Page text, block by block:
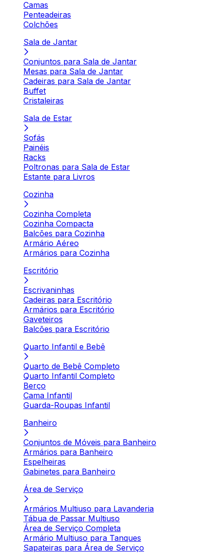
Camas
Penteadeiras
Colchões
Sala de Jantar
Conjuntos para Sala de Jantar
Mesas para Sala de Jantar
Cadeiras para Sala de Jantar
Buffet
Cristaleiras
Sala de Estar
Sofás
Painéis
Racks
Poltronas para Sala de Estar
Estante para Livros
Cozinha
Cozinha Completa
Cozinha Compacta
Balcões para Cozinha
Armário Aéreo
Armários para Cozinha
Escritório
Escrivaninhas
Cadeiras para Escritório
Armários para Escritório
Gaveteiros
Balcões para Escritório
Quarto Infantil e Bebê
Quarto de Bebê Completo
Quarto Infantil Completo
Berço
Cama Infantil
Guarda-Roupas Infantil
Banheiro
Conjuntos de Móveis para Banheiro
Armários para Banheiro
Espelheiras
Gabinetes para Banheiro
Área de Serviço
Armários Multiuso para Lavanderia
Tábua de Passar Multiuso
Área de Serviço Completa
Armário Multiuso para Tanques
Sapateiras para Área de Serviço